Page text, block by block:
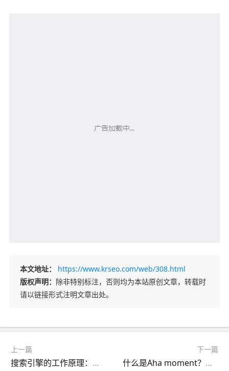
本文地址：
https://www.krseo.com/web/308.html
版权声明： 除非特别标注，否则均为本站原创文章，转载时
请以链接形式注明文章出处。
上一篇
搜索引擎的工作原理：抓取、索引和排名
下一篇
什么是Aha moment？怎样打造产品的Aha moment？